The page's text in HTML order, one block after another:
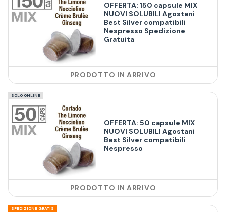
OFFERTA: 150 capsule MIX
NUOVI SOLUBILI Agostani
Best Silver compatibili
Nespresso Spedizione
Gratuita
PRODOTTO IN ARRIVO
SOLO ONLINE
OFFERTA: 50 capsule MIX
NUOVI SOLUBILI Agostani
Best Silver compatibili
Nespresso
PRODOTTO IN ARRIVO
SPEDIZIONE GRATIS